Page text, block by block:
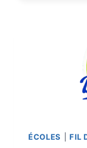
ÉCOLES FIL